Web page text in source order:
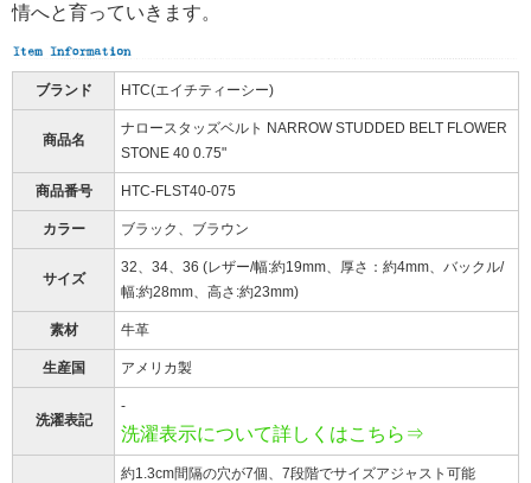
情へと育っていきます。
ブランド HTC(エイチティーシー)
商品名
ナロースタッズベルト NARROW STUDDED BELT FLOWER
STONE 40 0.75"
商品番号 HTC-FLST40-075
カラー ブラック、ブラウン
サイズ
32、34、36 (レザー/幅:約19mm、厚さ：約4mm、バックル/
幅:約28mm、高さ:約23mm)
素材 牛革
生産国 アメリカ製
洗濯表記
-
洗濯表示について詳しくはこちら⇒
約1.3cm間隔の穴が7個、7段階でサイズアジャスト可能